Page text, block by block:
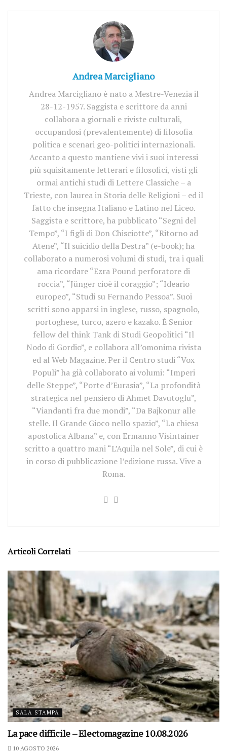
Andrea Marcigliano
Andrea Marcigliano è nato a Mestre-Venezia il
28-12-1957. Saggista e scrittore da anni
collabora a giornali e riviste culturali,
occupandosi (prevalentemente) di filosofia
politica e scenari geo-politici internazionali.
Accanto a questo mantiene vivi i suoi interessi
più squisitamente letterari e filosofici, visti gli
ormai antichi studi di Lettere Classiche – a
Trieste, con laurea in Storia delle Religioni – ed il
fatto che insegna Italiano e Latino nel Liceo.
Saggista e scrittore, ha pubblicato “Segni del
Tempo”, “I figli di Don Chisciotte”, “Ritorno ad
Atene”, “Il suicidio della Destra” (e-book); ha
collaborato a numerosi volumi di studi, tra i quali
ama ricordare “Ezra Pound perforatore di
roccia”, “Jünger cioè il coraggio”; “Ideario
europeo”, “Studi su Fernando Pessoa”. Suoi
scritti sono apparsi in inglese, russo, spagnolo,
portoghese, turco, azero e kazako. È Senior
fellow del think Tank di Studi Geopolitici “Il
Nodo di Gordio”, e collabora all’omonima rivista
ed al Web Magazine. Per il Centro studi “Vox
Populi” ha già collaborato ai volumi: “Imperi
delle Steppe”, “Porte d’Eurasia”, “La profondità
strategica nel pensiero di Ahmet Davutoglu”,
“Viandanti fra due mondi”, “Da Bajkonur alle
stelle. Il Grande Gioco nello spazio”, “La chiesa
apostolica Albana” e, con Ermanno Visintainer
scritto a quattro mani “L’Aquila nel Sole”, di cui è
in corso di pubblicazione l’edizione russa. Vive a
Roma.
Articoli Correlati
SALA STAMPA
La pace difficile – Electomagazine 10.08.2026
10 AGOSTO 2026